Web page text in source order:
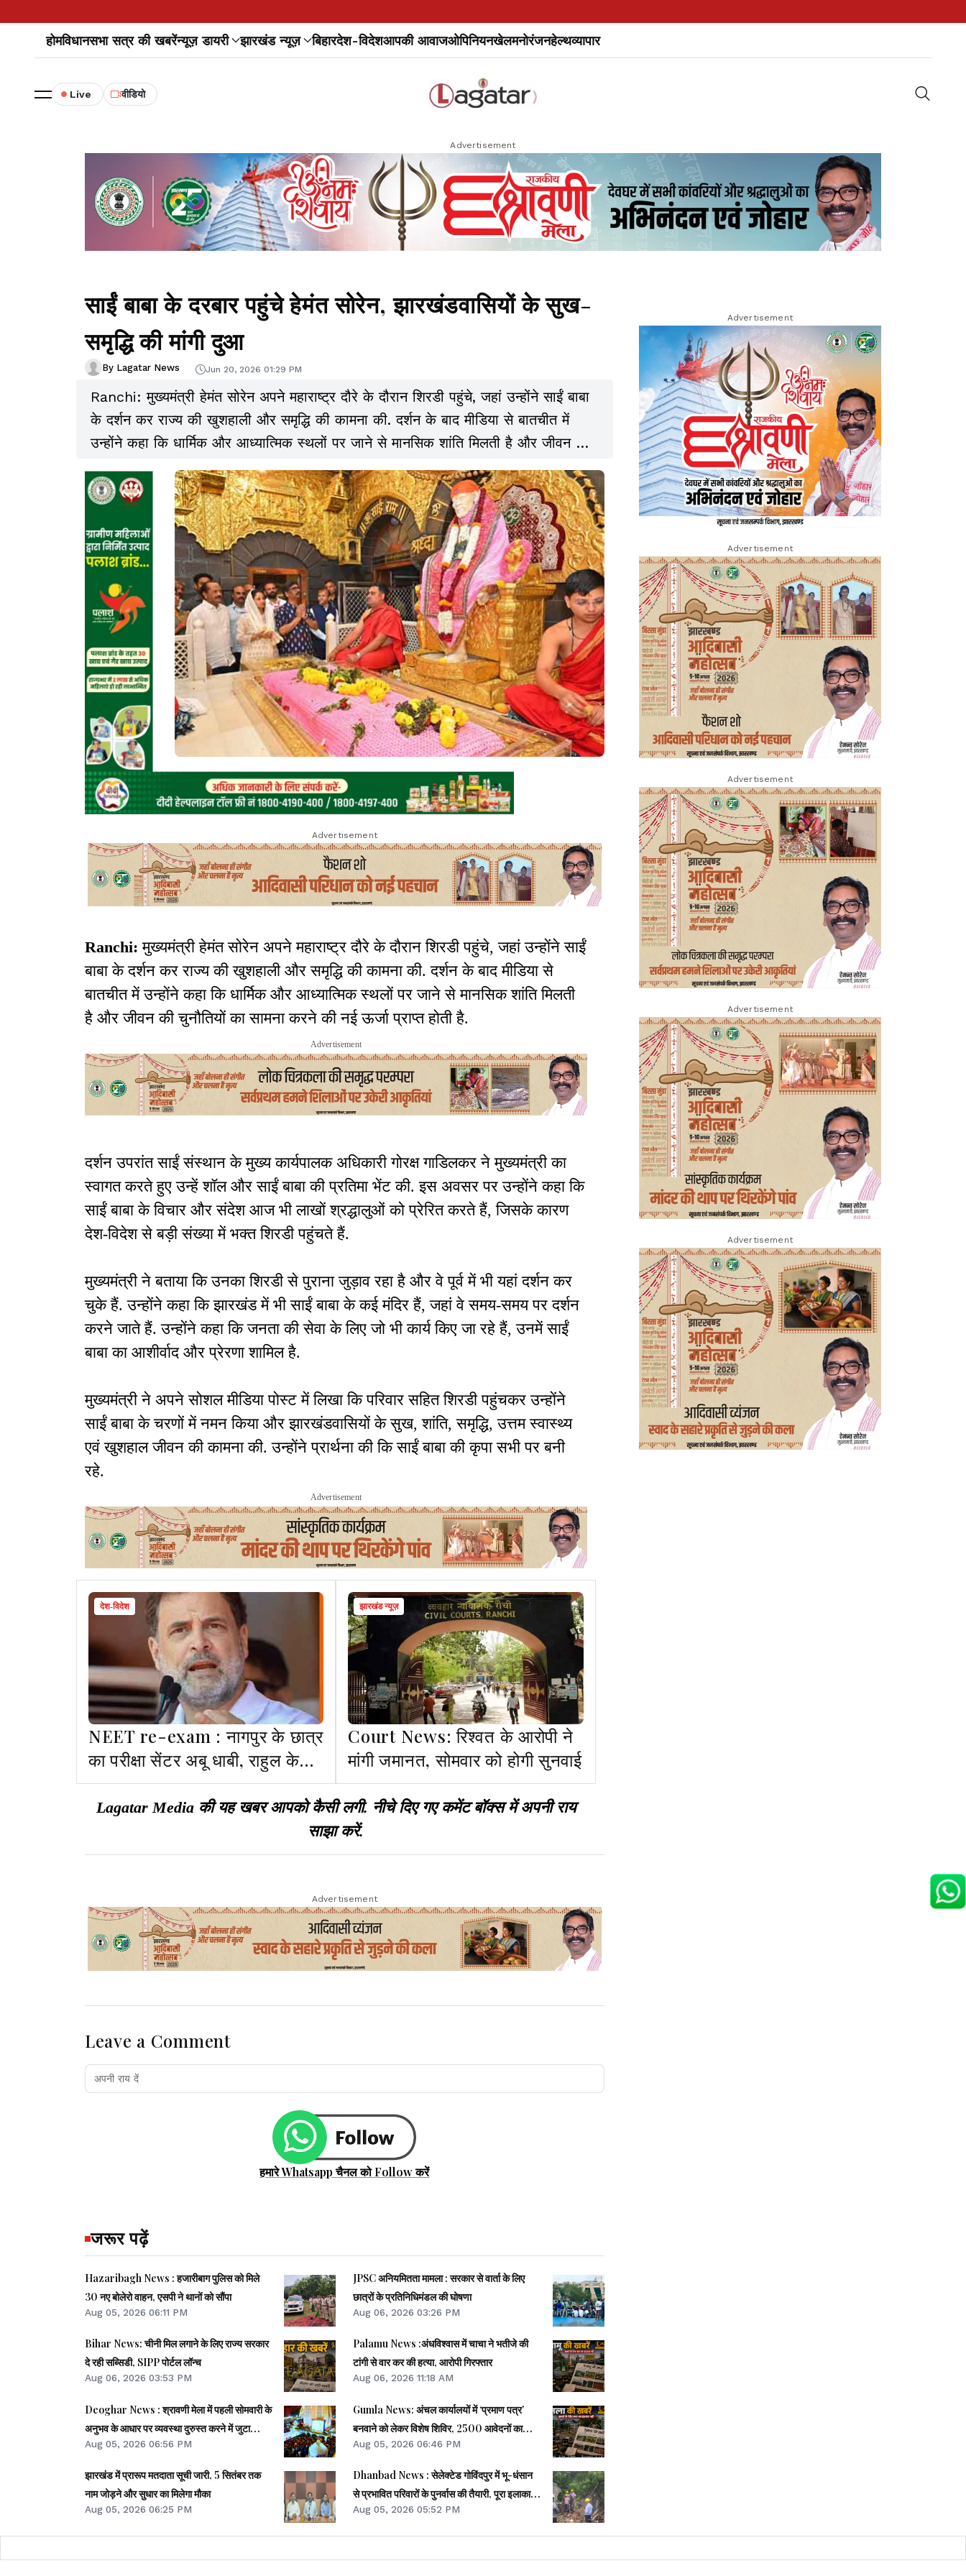
होमविधानसभा सत्र की खबरेंन्यूज़ डायरी झारखंड न्यूज़ बिहारदेश-विदेशआपकी आवाजओपिनियनखेलमनोरंजनहेल्थव्यापार
Live वीडियो
Advertisement
साईं बाबा के दरबार पहुंचे हेमंत सोरेन, झारखंडवासियों के सुख-
समृद्धि की मांगी दुआ
By Lagatar News Jun 20, 2026 01:29 PM
Ranchi: मुख्यमंत्री हेमंत सोरेन अपने महाराष्ट्र दौरे के दौरान शिरडी पहुंचे, जहां उन्होंने साईं बाबा
के दर्शन कर राज्य की खुशहाली और समृद्धि की कामना की. दर्शन के बाद मीडिया से बातचीत में
उन्होंने कहा कि धार्मिक और आध्यात्मिक स्थलों पर जाने से मानसिक शांति मिलती है और जीवन की
चुनौतियों का सामना करने की नई ऊर्जा प्राप्त होती है.
Advertisement
Ranchi:मुख्यमंत्री हेमंत सोरेन अपने महाराष्ट्र दौरे के दौरान शिरडी पहुंचे, जहां उन्होंने साईं
बाबा के दर्शन कर राज्य की खुशहाली और समृद्धि की कामना की. दर्शन के बाद मीडिया से
बातचीत में उन्होंने कहा कि धार्मिक और आध्यात्मिक स्थलों पर जाने से मानसिक शांति मिलती
है और जीवन की चुनौतियों का सामना करने की नई ऊर्जा प्राप्त होती है.
Advertisement
दर्शन उपरांत साईं संस्थान के मुख्य कार्यपालक अधिकारी गोरक्ष गाडिलकर ने मुख्यमंत्री का
स्वागत करते हुए उन्हें शॉल और साईं बाबा की प्रतिमा भेंट की. इस अवसर पर उन्होंने कहा कि
साईं बाबा के विचार और संदेश आज भी लाखों श्रद्धालुओं को प्रेरित करते हैं, जिसके कारण
देश-विदेश से बड़ी संख्या में भक्त शिरडी पहुंचते हैं.
मुख्यमंत्री ने बताया कि उनका शिरडी से पुराना जुड़ाव रहा है और वे पूर्व में भी यहां दर्शन कर
चुके हैं. उन्होंने कहा कि झारखंड में भी साईं बाबा के कई मंदिर हैं, जहां वे समय-समय पर दर्शन
करने जाते हैं. उन्होंने कहा कि जनता की सेवा के लिए जो भी कार्य किए जा रहे हैं, उनमें साईं
बाबा का आशीर्वाद और प्रेरणा शामिल है.
मुख्यमंत्री ने अपने सोशल मीडिया पोस्ट में लिखा कि परिवार सहित शिरडी पहुंचकर उन्होंने
साईं बाबा के चरणों में नमन किया और झारखंडवासियों के सुख, शांति, समृद्धि, उत्तम स्वास्थ्य
एवं खुशहाल जीवन की कामना की. उन्होंने प्रार्थना की कि साईं बाबा की कृपा सभी पर बनी
रहे.
Advertisement
देश-विदेश
NEET re-exam : नागपुर के छात्र
का परीक्षा सेंटर अबू धाबी, राहुल के
निशाने पर मोदी सरकार
झारखंड न्यूज़
Court News: रिश्वत के आरोपी ने
मांगी जमानत, सोमवार को होगी सुनवाई
Lagatar Media की यह खबर आपको कैसी लगी. नीचे दिए गए कमेंट बॉक्स में अपनी राय
साझा करें.
Advertisement
Leave a Comment
हमारे Whatsapp चैनल को Follow करें
जरूर पढ़ें
Hazaribagh News : हजारीबाग पुलिस को मिले
30 नए बोलेरो वाहन, एसपी ने थानों को सौंपा
Aug 05, 2026 06:11 PM
Bihar News: चीनी मिल लगाने के लिए राज्य सरकार
दे रही सब्सिडी, SIPP पोर्टल लॉन्च
Aug 06, 2026 03:53 PM
Deoghar News : श्रावणी मेला में पहली सोमवारी के
अनुभव के आधार पर व्यवस्था दुरुस्त करने में जुटा
प्रशासन
Aug 05, 2026 06:56 PM
झारखंड में प्रारूप मतदाता सूची जारी, 5 सितंबर तक
नाम जोड़ने और सुधार का मिलेगा मौका
Aug 05, 2026 06:25 PM
JPSC अनियमितता मामला : सरकार से वार्ता के लिए
छात्रों के प्रतिनिधिमंडल की घोषणा
Aug 06, 2026 03:26 PM
Palamu News :अंधविश्वास में चाचा ने भतीजे की
टांगी से वार कर की हत्या, आरोपी गिरफ्तार
Aug 06, 2026 11:18 AM
Gumla News: अंचल कार्यालयों में ‘प्रमाण पत्र’
बनवाने को लेकर विशेष शिविर, 2500 आवेदनों का
ऑन-द-स्पॉट निष्पादन
Aug 05, 2026 06:46 PM
Dhanbad News : सेलेक्टेड गोविंदपुर में भू-धंसान
से प्रभावित परिवारों के पुनर्वास की तैयारी, पूरा इलाका
डेंजर जोन
Aug 05, 2026 05:52 PM
Advertisement
Advertisement
Advertisement
Advertisement
Advertisement